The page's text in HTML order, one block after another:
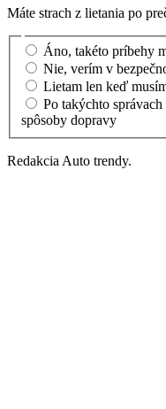
Máte strach z lietania po
Áno, takéto príbehy
Nie, verím v
Lietam len keď
Po takýchto
spôsoby dopravy
Redakcia Auto trendy.